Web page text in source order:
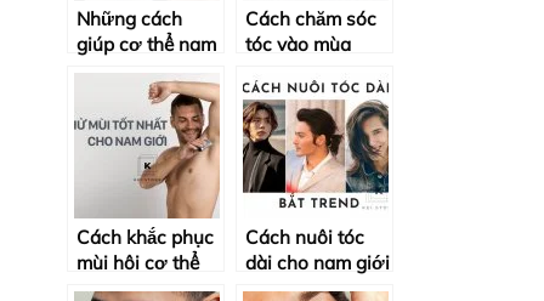
Những cách
giúp cơ thể nam
giới thơm tự
Cách chăm sóc
tóc vào mùa
chế gàu rụng
Cách khắc phục
mùi hôi cơ thể
nam giới
Cách nuôi tóc
dài cho nam giới